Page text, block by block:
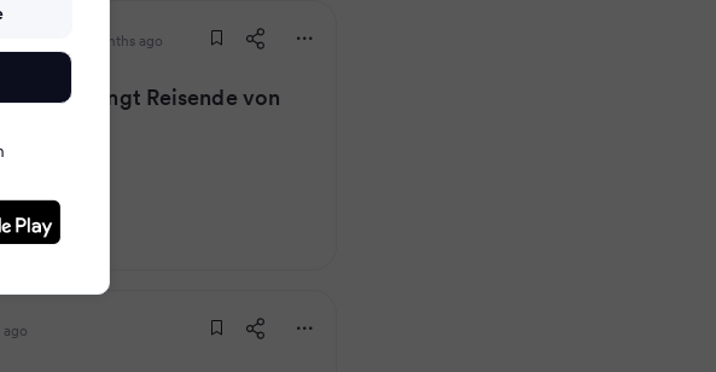
3 months ago
bringt Reisende von